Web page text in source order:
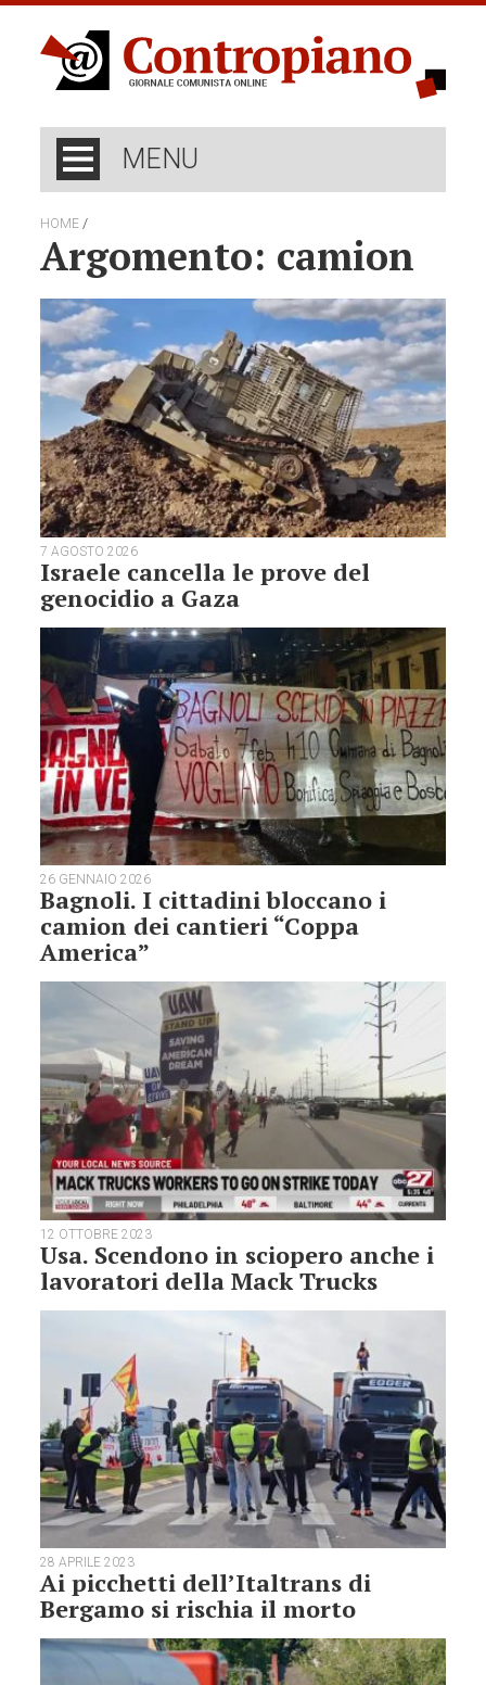
MENU
HOME /
Argomento: camion
7 AGOSTO 2026
Israele cancella le prove del
genocidio a Gaza
26 GENNAIO 2026
Bagnoli. I cittadini bloccano i
camion dei cantieri “Coppa
America”
12 OTTOBRE 2023
Usa. Scendono in sciopero anche i
lavoratori della Mack Trucks
28 APRILE 2023
Ai picchetti dell’Italtrans di
Bergamo si rischia il morto